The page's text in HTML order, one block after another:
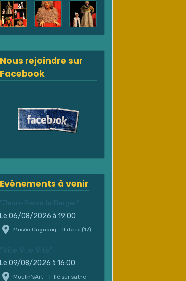
Nous rejoindre sur
Facebook
Evénements à venir
"Jean-Pierre le Berger"
Le 06/08/2026 à 19:00
Musée Cognacq - Il de ré (17)
"Vite Vite Vite"
Le 09/08/2026 à 16:00
Moulin'sArt - Fillé sur sathe